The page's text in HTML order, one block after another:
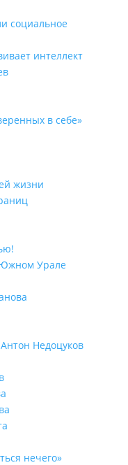
социальное
интеллект
в себе»
жизни
Урале
Недоцуков
нечего»